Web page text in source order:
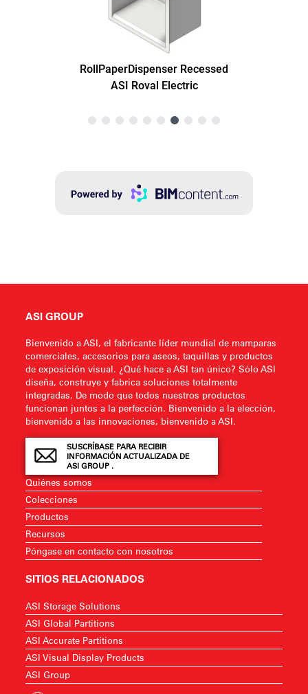
ASI GROUP
Bienvenido a ASI, el fabricante líder mundial de mamparas
comerciales, accesorios para aseos, taquillas y productos
de exposición visual. ¿Qué hace a ASI tan único? Sólo ASI
diseña, construye y fabrica soluciones totalmente
integradas. De modo que todos nuestros productos
funcionan juntos a la perfección. Bienvenido a la elección,
bienvenido a las innovaciones, bienvenido a ASI.
SUSCRÍBASE PARA RECIBIR
INFORMACIÓN ACTUALIZADA DE
ASI GROUP .
Quiénes somos
Colecciones
Productos
Recursos
Póngase en contacto con nosotros
SITIOS RELACIONADOS
ASI Storage Solutions
ASI Global Partitions
ASI Accurate Partitions
ASI Visual Display Products
ASI Group